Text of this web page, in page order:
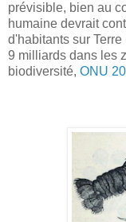
prévisible, bien au
humaine devrait
d'habitants sur
9 milliards dans les
biodiversité, ONU